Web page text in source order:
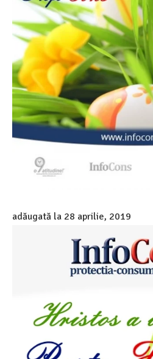
adăugată la 28 aprilie, 2019